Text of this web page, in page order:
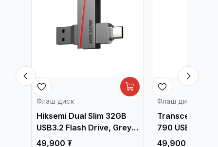
Флаш диск
Hiksemi Dual Slim 32GB
USB3.2 Flash Drive, Grey
HS-USB-E307C
49,900 ₮
Флаш диск
Transcend
790 USB 3.1
Drive /
49,900 ₮